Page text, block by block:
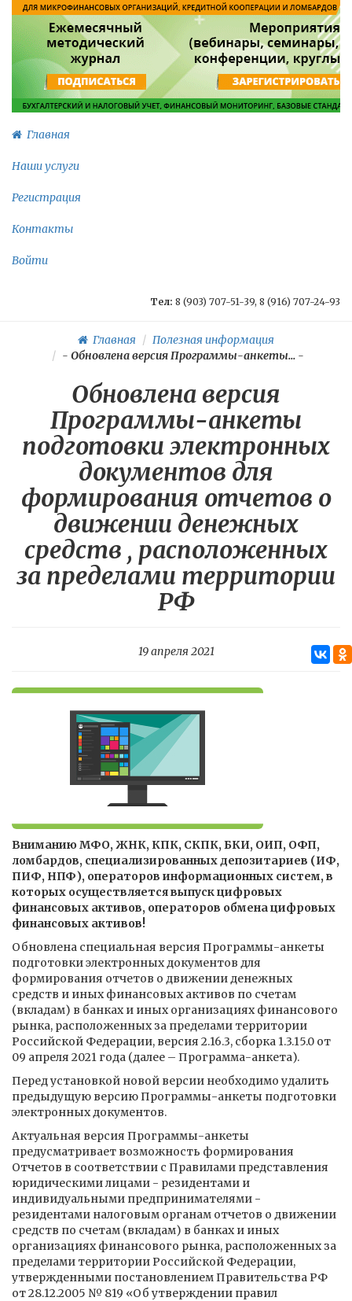
Главная
Наши услуги
Регистрация
Контакты
Войти
Тел: 8 (903) 707-51-39, 8 (916) 707-24-93
Главная
Полезная информация
- Обновлена версия Программы-анкеты... -
Обновлена версия
Программы-анкеты
подготовки электронных
документов для
формирования отчетов о
движении денежных
средств , расположенных
за пределами территории
РФ
19 апреля 2021
Вниманию МФО, ЖНК, КПК, СКПК, БКИ, ОИП, ОФП,
ломбардов, специализированных депозитариев (ИФ,
ПИФ, НПФ), операторов информационных систем, в
которых осуществляется выпуск цифровых
финансовых активов, операторов обмена цифровых
финансовых активов!
Обновлена специальная версия Программы-анкеты
подготовки электронных документов для
формирования отчетов о движении денежных
средств и иных финансовых активов по счетам
(вкладам) в банках и иных организациях финансового
рынка, расположенных за пределами территории
Российской Федерации, версия 2.16.3, сборка 1.3.15.0 от
09 апреля 2021 года (далее – Программа-анкета).
Перед установкой новой версии необходимо удалить
предыдущую версию Программы-анкеты подготовки
электронных документов.
Актуальная версия Программы-анкеты
предусматривает возможность формирования
Отчетов в соответствии с Правилами представления
юридическими лицами - резидентами и
индивидуальными предпринимателями -
резидентами налоговым органам отчетов о движении
средств по счетам (вкладам) в банках и иных
организациях финансового рынка, расположенных за
пределами территории Российской Федерации,
утвержденными постановлением Правительства РФ
от 28.12.2005 № 819 «Об утверждении правил